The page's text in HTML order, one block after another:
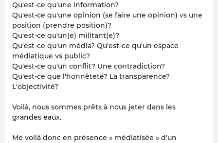
Qu'est-ce qu'une information?
Qu'est-ce qu'une opinion (se faire une opinion) vs une
position (prendre position)?
Qu'est-ce qu'un(e) militant(e)?
Qu'est-ce qu'un média? Qu'est-ce qu'un espace
médiatique vs public?
Qu'est-ce qu'un conflit? Une contradiction?
Qu'est-ce que l'honnêteté? La transparence?
L'objectivité?
Voilà, nous sommes prêts à nous jeter dans les
grandes eaux.
Me voilà donc en présence « médiatisée » d'un